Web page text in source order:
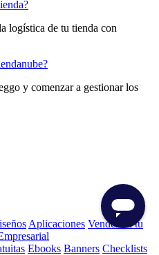
logística de tu tienda con
y comenzar a gestionar los
Aplicaciones Vender en tu
Ebooks Banners Checklists